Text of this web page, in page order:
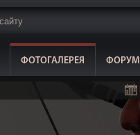
ФОТОГАЛЕРЕЯ ФОРУМ